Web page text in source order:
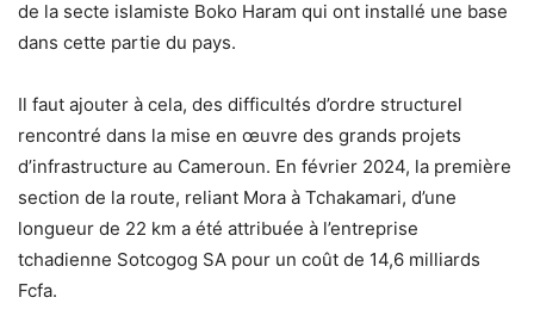
de la secte islamiste Boko Haram qui ont installé une base
dans cette partie du pays.
Il faut ajouter à cela, des difficultés d’ordre structurel
rencontré dans la mise en œuvre des grands projets
d’infrastructure au Cameroun. En février 2024, la première
section de la route, reliant Mora à Tchakamari, d’une
longueur de 22 km a été attribuée à l’entreprise
tchadienne Sotcogog SA pour un coût de 14,6 milliards
Fcfa.